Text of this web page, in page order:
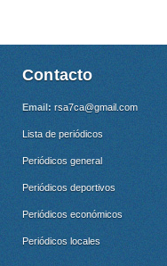
Contacto
Email: rsa7ca@gmail.com
Lista de periódicos
Periódicos general
Periódicos deportivos
Periódicos económicos
Periódicos locales